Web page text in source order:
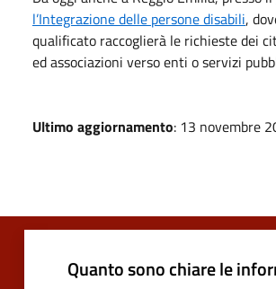
l’Integrazione delle persone disabili,
qualificato raccoglierà le richieste dei
ed associazioni verso enti o servizi
Ultimo aggiornamento: 13 novembre
Quanto sono chiare le